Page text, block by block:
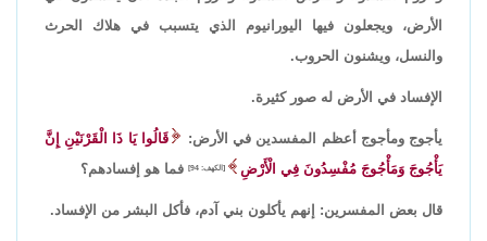
الأرض، ويجعلون فيها اليورانيوم الذي يتسبب في هلاك الحرث
والنسل، ويشنون الحروب.
الإفساد في الأرض له صور كثيرة.
يأجوج ومأجوج أعظم المفسدين في الأرض:
قَالُوا يَا ذَا الْقَرْنَيْنِ إِنَّ
يَأْجُوجَ وَمَأْجُوجَ مُفْسِدُونَ فِي الْأَرْضِ
[الكهف: 94] فما هو إفسادهم؟
قال بعض المفسرين: إنهم يأكلون بني آدم، فأكل البشر من الإفساد.